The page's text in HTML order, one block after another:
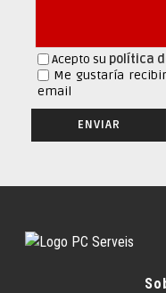
Acepto su política
Me gustaría
email